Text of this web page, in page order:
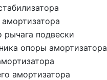
рычага подвески
опоры амортизатора
амортизатора